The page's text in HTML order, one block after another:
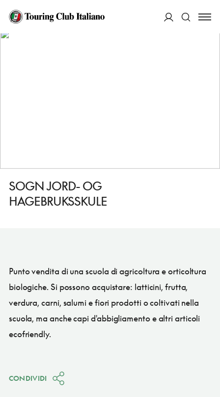
HOME
SOGN JORD- OG HAGEBRUKSSKULE
SOGN JORD- OG
HAGEBRUKSSKULE
Punto vendita di una scuola di agricoltura e orticoltura
biologiche. Si possono acquistare: latticini, frutta,
verdura, carni, salumi e fiori prodotti o coltivati nella
scuola, ma anche capi d'abbigliamento e altri articoli
ecofriendly.
CONDIVIDI